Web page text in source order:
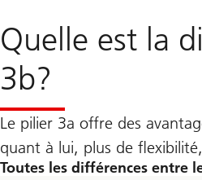
Quelle est la
3b?
Le pilier 3a offre des
quant à lui, plus de
Toutes les différences entre